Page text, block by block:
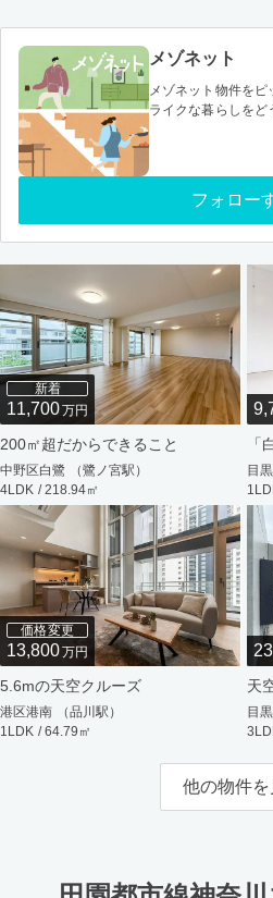
メゾネット
メゾネット物件を
ライクな暮らしをど
フォロー
新着
11,700万円
200㎡超だからできること
中野区白鷺 （鷺ノ宮駅）
4LDK / 218.94㎡
「
目
価格変更
13,800万円
5.6mの天空クルーズ
港区港南 （品川駅）
1LDK / 64.79㎡
天
目
他の物件を